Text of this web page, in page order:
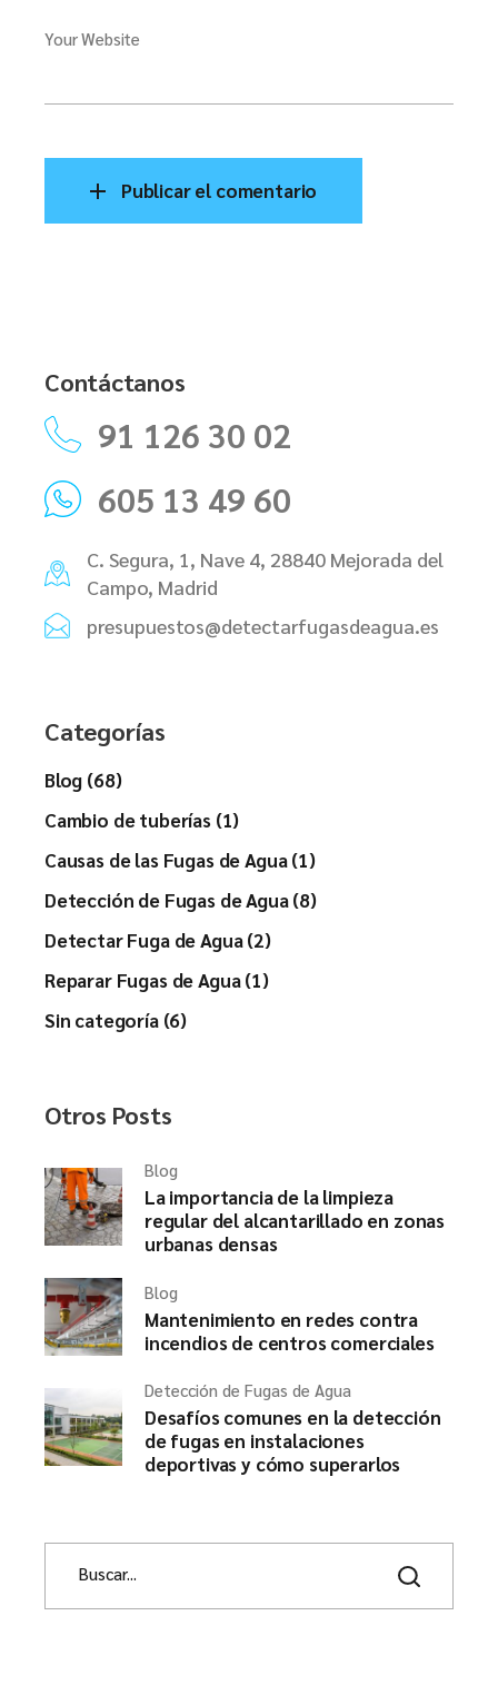
Your Website
Publicar el comentario
Contáctanos
91 126 30 02
605 13 49 60
C. Segura, 1, Nave 4, 28840 Mejorada del
Campo, Madrid
presupuestos@detectarfugasdeagua.es
Categorías
Blog (68)
Cambio de tuberías (1)
Causas de las Fugas de Agua (1)
Detección de Fugas de Agua (8)
Detectar Fuga de Agua (2)
Reparar Fugas de Agua (1)
Sin categoría (6)
Otros Posts
Blog
La importancia de la limpieza
regular del alcantarillado en zonas
urbanas densas
Blog
Mantenimiento en redes contra
incendios de centros comerciales
Detección de Fugas de Agua
Desafíos comunes en la detección
de fugas en instalaciones
deportivas y cómo superarlos